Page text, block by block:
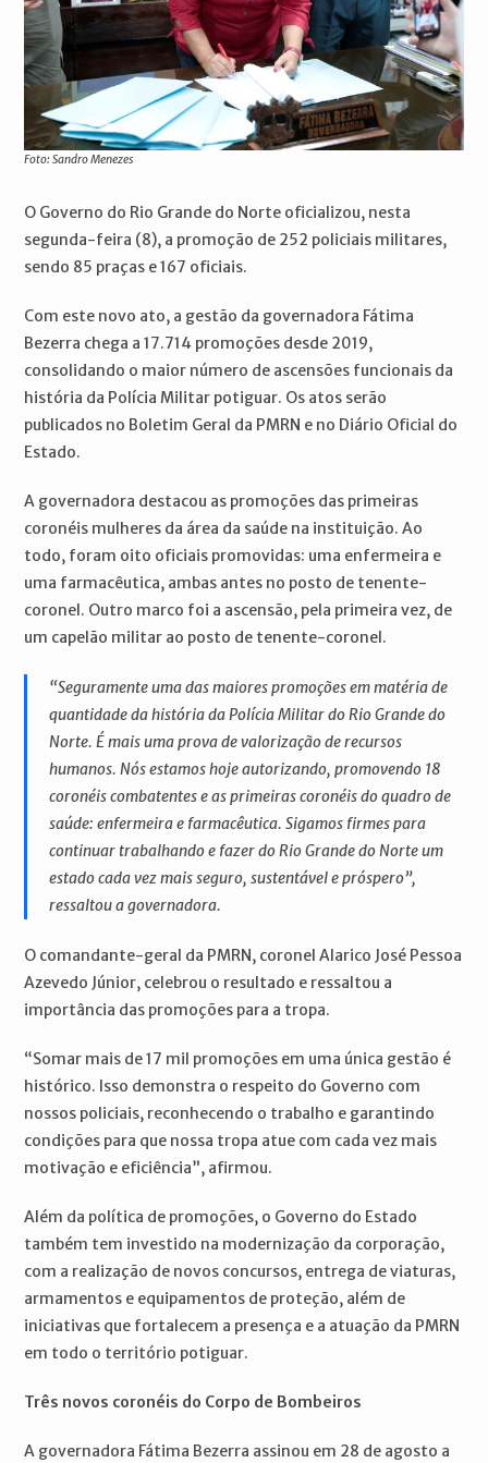
Foto: Sandro Menezes
O Governo do Rio Grande do Norte oficializou, nesta
segunda-feira (8), a promoção de 252 policiais militares,
sendo 85 praças e 167 oficiais.
Com este novo ato, a gestão da governadora Fátima
Bezerra chega a 17.714 promoções desde 2019,
consolidando o maior número de ascensões funcionais da
história da Polícia Militar potiguar. Os atos serão
publicados no Boletim Geral da PMRN e no Diário Oficial do
Estado.
A governadora destacou as promoções das primeiras
coronéis mulheres da área da saúde na instituição. Ao
todo, foram oito oficiais promovidas: uma enfermeira e
uma farmacêutica, ambas antes no posto de tenente-
coronel. Outro marco foi a ascensão, pela primeira vez, de
um capelão militar ao posto de tenente-coronel.
“Seguramente uma das maiores promoções em matéria de
quantidade da história da Polícia Militar do Rio Grande do
Norte. É mais uma prova de valorização de recursos
humanos. Nós estamos hoje autorizando, promovendo 18
coronéis combatentes e as primeiras coronéis do quadro de
saúde: enfermeira e farmacêutica. Sigamos firmes para
continuar trabalhando e fazer do Rio Grande do Norte um
estado cada vez mais seguro, sustentável e próspero”,
ressaltou a governadora.
O comandante-geral da PMRN, coronel Alarico José Pessoa
Azevedo Júnior, celebrou o resultado e ressaltou a
importância das promoções para a tropa.
“Somar mais de 17 mil promoções em uma única gestão é
histórico. Isso demonstra o respeito do Governo com
nossos policiais, reconhecendo o trabalho e garantindo
condições para que nossa tropa atue com cada vez mais
motivação e eficiência”, afirmou.
Além da política de promoções, o Governo do Estado
também tem investido na modernização da corporação,
com a realização de novos concursos, entrega de viaturas,
armamentos e equipamentos de proteção, além de
iniciativas que fortalecem a presença e a atuação da PMRN
em todo o território potiguar.
Três novos coronéis do Corpo de Bombeiros
A governadora Fátima Bezerra assinou em 28 de agosto a